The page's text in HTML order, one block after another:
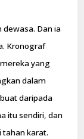
Dan ia
Kronograf
yang
dalam
daripada
itu sendiri, dan
tahan karat.